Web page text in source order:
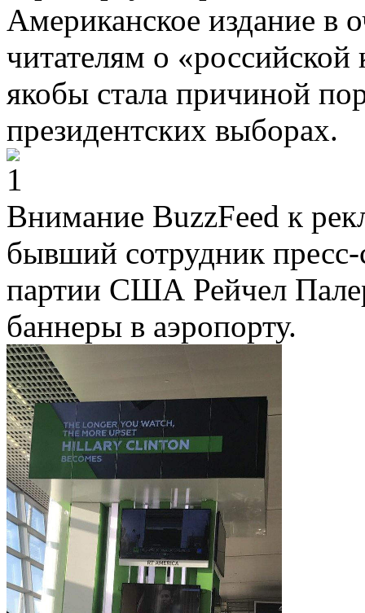
Американское издание в
читателям о
якобы стала причиной
президентских выборах.
Внимание BuzzFeed к
бывший сотрудник
партии США Рейчел
баннеры в аэропорту.